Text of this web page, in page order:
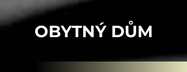
OBYTNÝ DŮM